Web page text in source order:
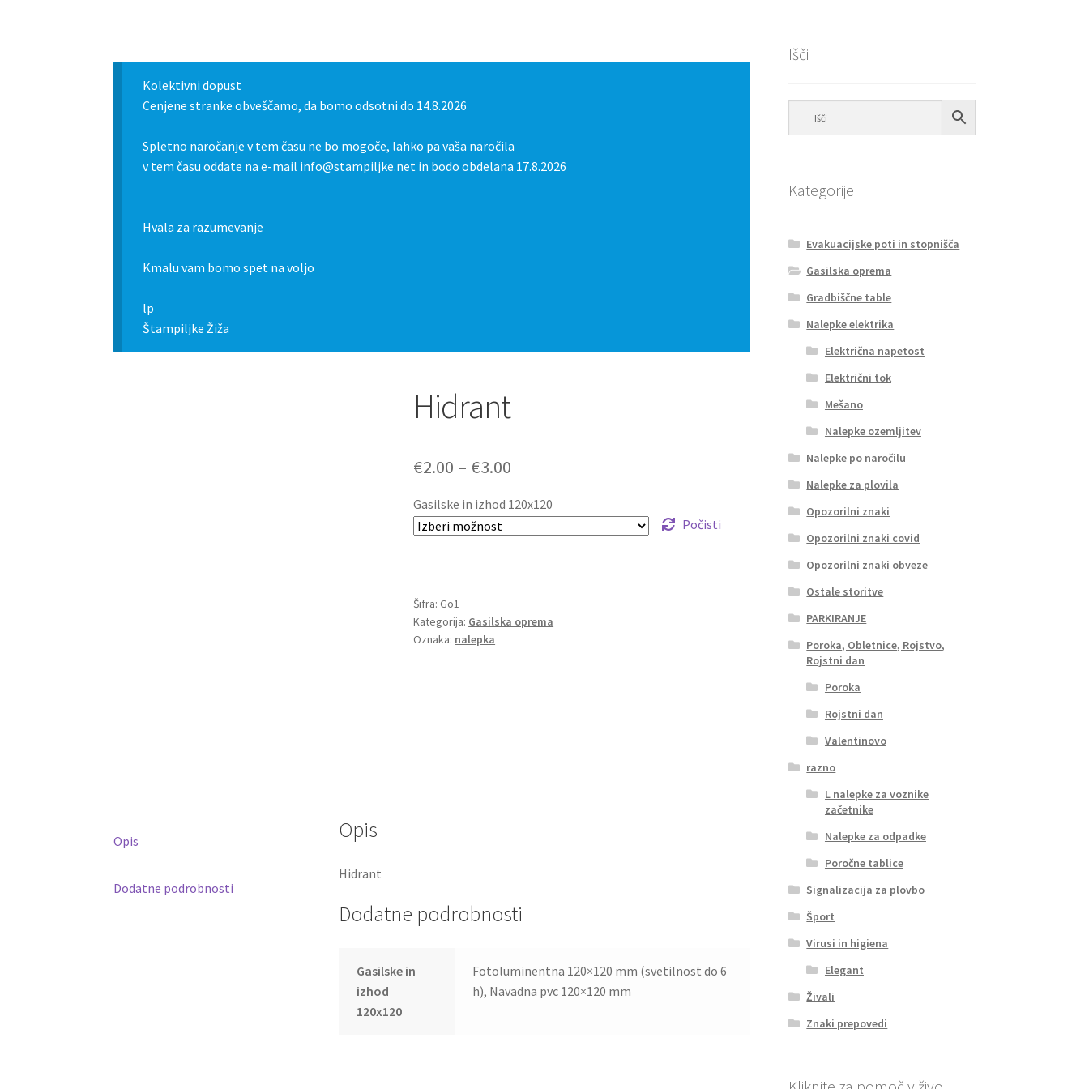
Kolektivni dopust
Cenjene stranke obveščamo, da bomo odsotni do 14.8.2026
Spletno naročanje v tem času ne bo mogoče, lahko pa vaša naročila
v tem času oddate na e-mail info@stampiljke.net in bodo obdelana 17.8.2026
Hvala za razumevanje
Kmalu vam bomo spet na voljo
lp
Štampiljke Žiža
Hidrant
€2.00 – €3.00
razpon:
od
Gasilske in izhod 120x120
Počisti
Šifra:Go1
Kategorija: Gasilska oprema
Oznaka: nalepka
Opis
Dodatne podrobnosti
Opis
Hidrant
Dodatne podrobnosti
Gasilske in
izhod
120x120
Fotoluminentna 120×120 mm (svetilnost do 6
h), Navadna pvc 120×120 mm
Išči
Kategorije
Evakuacijske poti in stopnišča
Gasilska oprema
Gradbiščne table
Nalepke elektrika
Električna napetost
Električni tok
Mešano
Nalepke ozemljitev
Nalepke po naročilu
Nalepke za plovila
Opozorilni znaki
Opozorilni znaki covid
Opozorilni znaki obveze
Ostale storitve
PARKIRANJE
Poroka, Obletnice, Rojstvo,
Rojstni dan
Poroka
Rojstni dan
Valentinovo
razno
L nalepke za voznike
začetnike
Nalepke za odpadke
Poročne tablice
Signalizacija za plovbo
Šport
Virusi in higiena
Elegant
Živali
Znaki prepovedi